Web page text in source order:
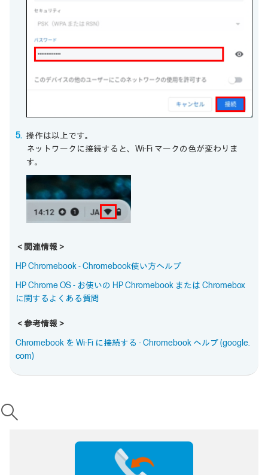
操作は以上です。
ネットワークに接続すると、Wi-Fi マークの色が変わりま
す。
＜関連情報＞
HP Chromebook - Chromebook使い方ヘルプ
HP Chrome OS - お使いの HP Chromebook または Chromebox
に関するよくある質問
＜参考情報＞
Chromebook を Wi-Fi に接続する - Chromebook ヘルプ (google.
com)